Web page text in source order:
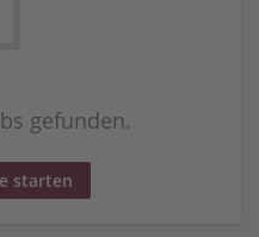
gefunden.
starten